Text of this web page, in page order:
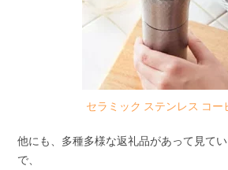
セラミック ステンレス コー
他にも、多種多様な返礼品があって見て
で、